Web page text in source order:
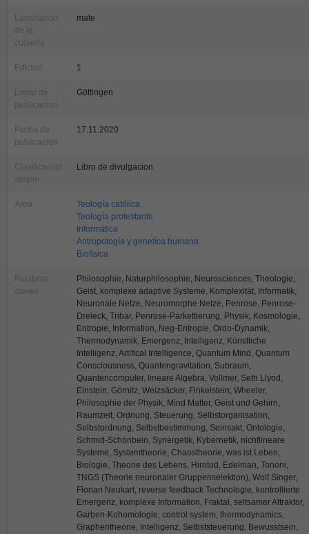
Laminacion
de la
cubierta
mate
Edicion 1
Lugar de
publicacion
Göttingen
Fecha de
publicacion
17.11.2020
Clasificacion
simple
Libro de divulgacion
Area
Teología católica
Teología protestante
Informática
Antropología y genetíca humana
Biofísica
Palabras
claves
Philosophie, Naturphilosophie, Neurosciences, Theologie,
Geist, komplexe adaptive Systeme, Komplexität, Informatik,
Neuronale Netze, Neuromorphe Netze, Penrose, Penrose-
Dreieck, Tribar, Penrose-Parkettierung, Physik, Kosmologie,
Entropie, Information, Neg-Entropie, Ordo-Dynamik,
Thermodynamik, Emergenz, Intelligenz, Künstliche
Intelligenz, Artifical Intelligence, Quantum Mind, Quantum
Consciousness, Quantengravitation, Subraum,
Quantencomputer, lineare Algebra, Vollmer, Seth Llyod,
Einstein, Görnitz, Weizsäcker, Finkelstein, Wheeler,
Philosophie der Physik, Mind Matter, Geist und Gehirn,
Raumzeit, Ordnung, Steuerung, Selbstorganisation,
Selbstordnung, Selbstbestimmung, Seinsakt, Ontologie,
Schmid-Schönbein, Synergetik, Kybernetik, nichtlineare
Systeme, Systemtheorie, Chaostheorie, was ist Leben,
Biologie, Theorie des Lebens, Hirntod, Edelman, Tononi,
TNGS (Theorie neuronaler Gruppenselektion), Wolf Singer,
Florian Neukart, reverse feedback Technologie, kontrollierte
Emergenz, komplexe Information, Fraktal, seltsamer Attraktor,
Garben-Kohomologie, control system, thermodynamics,
Graphentheorie, Intelligenz, Selbststeuerung, Bewusstsein,